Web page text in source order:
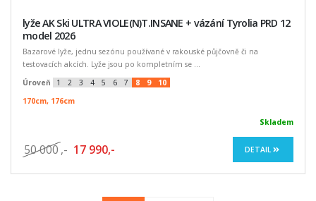
lyže AK Ski ULTRA VIOLE(N)T.INSANE + vázání Tyrolia PRD 12
model 2026
Bazarové lyže, jednu sezónu používané v rakouské půjčovně či na
testovacích akcích. Lyže jsou po kompletním se ...
Úroveň
1 2 3 4 5 6 7 8 9
10
170cm, 176cm
Skladem
50 000 ,- 17 990,- DETAIL